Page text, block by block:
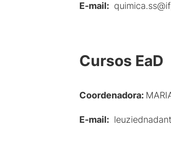
E-mail:
Cursos EaD
Coordenadora:
E-mail: